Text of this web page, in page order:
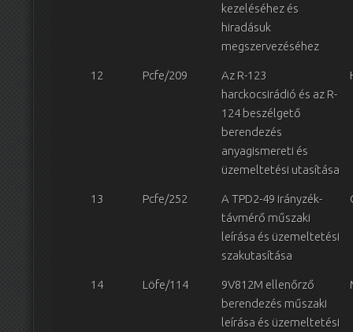
kezeléséhez és
hiradásuk
megszervezéséhez
12 Pcfe/209
Az R-123
harckocsirádió és az R-
124 beszélgető
berendezés
anyagismereti és
üzemeltetési utasítása
13 Pcfe/252
A TPD2-49 irányzék-
távmérő műszaki
leírása és üzemeltetési
szakutasítása
14 Löfe/114
9V812M ellenőrző
berendezés műszaki
leírása és üzemeltetési